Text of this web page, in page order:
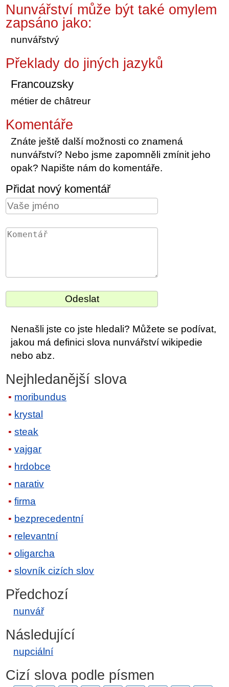
Nunvářství může být také omylem
zapsáno jako:
nunvářstvý
Překlady do jiných jazyků
Francouzsky
métier de châtreur
Komentáře
Znáte ještě další možnosti co znamená
nunvářství? Nebo jsme zapomněli zmínit jeho
opak? Napište nám do komentáře.
Přidat nový komentář
Nenašli jste co jste hledali? Můžete se podívat,
jakou má definici slova nunvářství wikipedie
nebo abz.
Nejhledanější slova
moribundus
krystal
steak
vajgar
hrdobce
narativ
firma
bezprecedentní
relevantní
oligarcha
slovník cizích slov
Předchozí
nunvář
Následující
nupciální
Cizí slova podle písmen